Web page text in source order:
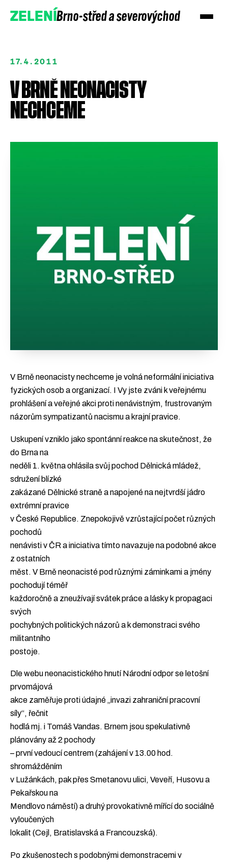
ZELENÍBrno-střed a severovýchod
17.4.2011
V BRNĚ NEONACISTY
NECHCEME
V Brně neonacisty nechceme je volná neformální iniciativa
fyzických osob a organizací. I Vy jste zváni k veřejnému
prohlášení a veřejné akci proti nenávistným, frustrovaným
názorům sympatizantů nacismu a krajní pravice.
Uskupení vzniklo jako spontánní reakce na skutečnost, že
do Brna na
neděli 1. května ohlásila svůj pochod Dělnická mládež,
sdružení blízké
zakázané Dělnické straně a napojené na nejtvrdší jádro
extrémní pravice
v České Republice. Znepokojivě vzrůstající počet různých
pochodů
nenávisti v ČR a iniciativa tímto navazuje na podobné akce
z ostatních
měst. V Brně neonacisté pod různými záminkami a jmény
pochodují téměř
každoročně a zneužívají svátek práce a lásky k propagaci
svých
pochybných politických názorů a k demonstraci svého
militantního
postoje.
Dle webu neonacistického hnutí Národní odpor se letošní
prvomájová
akce zaměřuje proti údajné „invazi zahraniční pracovní
síly“, řečnit
hodlá mj. i Tomáš Vandas. Brnem jsou spekulativně
plánovány až 2 pochody
– první vedoucí centrem (zahájení v 13.00 hod.
shromážděním
v Lužánkách, pak přes Smetanovu ulici, Veveří, Husovu a
Pekařskou na
Mendlovo náměstí) a druhý provokativně mířící do sociálně
vyloučených
lokalit (Cejl, Bratislavská a Francouzská).
Po zkušenostech s podobnými demonstracemi v